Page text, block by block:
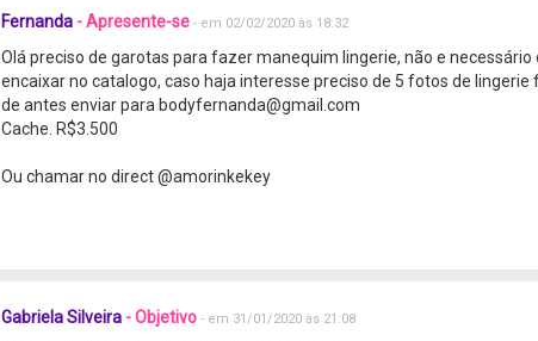
Fernanda - Apresente-se - em 02/02/2020 às 18:32
Olá preciso de garotas para fazer manequim lingerie, não e
encaixar no catalogo, caso haja interesse preciso de 5 fotos de
de antes enviar para bodyfernanda@gmail.com
Cache. R$3.500
Ou chamar no direct @amorinkekey
Gabriela Silveira - Objetivo - em 31/01/2020 às 21:08